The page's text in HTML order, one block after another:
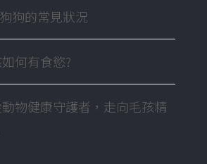
狗的常見狀況
何有食慾?
物健康守護者，走向毛孩精